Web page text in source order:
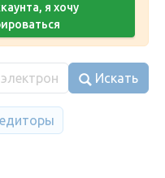
я хочу
Искать